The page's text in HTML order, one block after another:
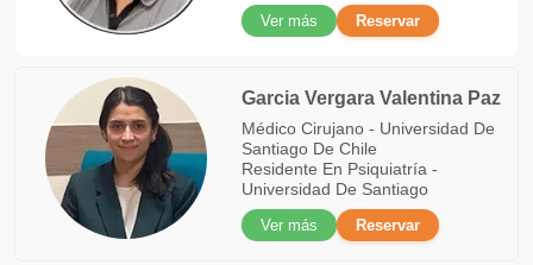
Ver más
Reservar
Garcia Vergara Valentina Paz
Médico Cirujano - Universidad De
Santiago De Chile
Residente En Psiquiatría -
Universidad De Santiago
Ver más
Reservar